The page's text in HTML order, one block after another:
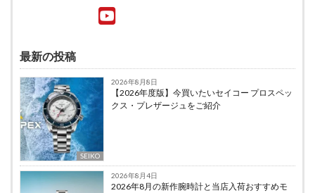
最新の投稿
SEIKO
2026年8月8日
【2026年度版】今買いたいセイコー プロスペッ
クス・プレザージュをご紹介
2026年8月4日
2026年8月の新作腕時計と当店入荷おすすめモ